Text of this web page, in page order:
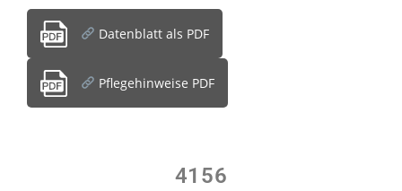
Datenblatt als PDF
Pflegehinweise PDF
4156